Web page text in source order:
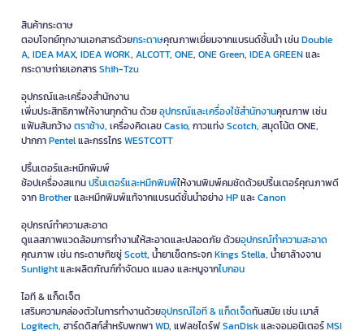
สินค้ากระดาษ
ตอบโจทย์ทุกงานเอกสารด้วยกระดาษคุณภาพเยี่ยมจากแบรนด์ชั้นนำ เช่นDouble
A, IDEA MAX, IDEA WORK, ALCOTT, ONE, ONE Green, IDEA GREENและ
กระดาษถ่ายเอกสารShih-Tzu
อุปกรณ์และเครื่องสำนักงาน
เพิ่มประสิทธิภาพให้งานทุกด้าน ด้วยอุปกรณ์และเครื่องใช้สำนักงานคุณภาพ เช่น
แฟ้มสันกว้างตราช้าง, เครื่องคิดเลขCasio, กาวแท่งScotch, สมุดโน้ต ONE,
ปากกาPentelและกรรไกรWESTCOTT
ปริ้นเตอร์และหมึกพิมพ์
ช้อปเครื่องสแกนปริ้นเตอร์และหมึกพิมพ์ให้งานพิมพ์คมชัดด้วยปริ้นเตอร์คุณภาพดี
จากBrotherและหมึกพิมพ์แท้จากแบรนด์ชั้นนำอย่างHPและCanon
อุปกรณ์ทำความสะอาด
ดูแลสภาพแวดล้อมการทำงานให้สะอาดและปลอดภัย ด้วยอุปกรณ์ทำความสะอาด
คุณภาพ เช่น กระดาษทิชชู่Scott, น้ำยาเช็ดกระจกKings Stella, น้ำยาล้างจาน
Sunlightและผลิตภัณฑ์กำจัดมด แมลง และหนูจากไบกอน
ไอที & แก็ดเจ็ต
เสริมความคล่องตัวในการทำงานด้วยอุปกรณ์ไอที & แก็ดเจ็ดทันสมัย เช่น เมาส์
Logitech, ฮาร์ดดิสก์สำหรับพกพาWD, แฟลชไดร์ฟSanDiskและจอมอนิเตอร์MSI